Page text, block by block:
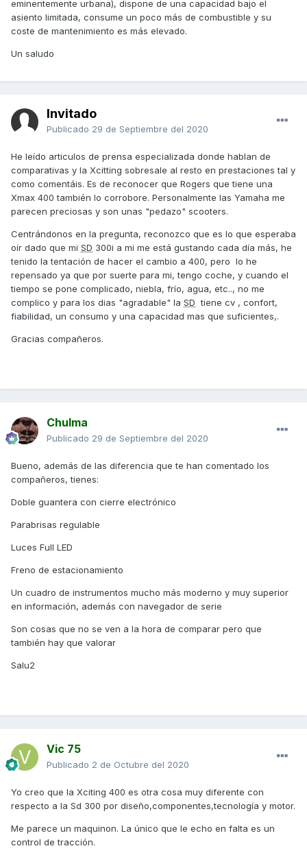
aunque parezca que desarrolla una velocidad parecida, no
se trata de cuanto corre, si no como adquiere la velocidad
y como la mantiene.
Mi consejo si te gusta el modelo, por relación de
eminentemente urbana), dispone de una capacidad bajo el
asiento limitada, consume un poco más de combustible y su
coste de mantenimiento es más elevado.
Un saludo
Invitado
Publicado 29 de Septiembre del 2020
He leído articulos de prensa especializada donde hablan de
comparativas y la Xcitting sobresale al resto en prestaciones tal y
como comentáis. Es de reconocer que Rogers que tiene una
Xmax 400 también lo corrobore. Personalmente las Yamaha me
parecen preciosas y son unas "pedazo" scooters.
Centrándonos en la pregunta, reconozco que es lo que esperaba
oír dado que mi SD 300i a mi me está gustando cada día más, he
tenido la tentación de hacer el cambio a 400, pero lo he
repensado ya que por suerte para mi, tengo coche, y cuando el
tiempo se pone complicado, niebla, frío, agua, etc.., no me
complico y para los dias "agradable" la SD tiene cv , confort,
fiabilidad, un consumo y una capacidad mas que suficientes,.
Gracias compañeros.
Chulma
Publicado 29 de Septiembre del 2020
Bueno, además de las diferencia que te han comentado los
compañeros, tienes:
Doble guantera con cierre electrónico
Parabrisas regulable
Luces Full LED
Freno de estacionamiento
Un cuadro de instrumentos mucho más moderno y muy superior
en información, además con navegador de serie
Son cosas que no se ven a la hora de comparar pero que
también hay que valorar
Salu2
Vic 75
Publicado 2 de Octubre del 2020
Yo creo que la Xciting 400 es otra cosa muy diferente con
respecto a la Sd 300 por diseño,componentes,tecnología y motor.
Me parece un maquinon. La único que le echo en falta es un
control de tracción.